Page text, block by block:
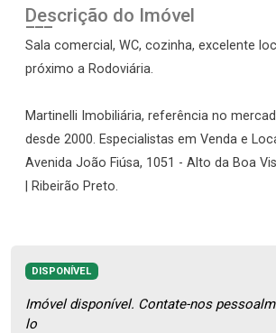
Descrição do Imóvel
Sala comercial, WC, cozinha, excelente
próximo a Rodoviária.
Martinelli Imobiliária, referência no
desde 2000. Especialistas em Venda e
Avenida João Fiúsa, 1051 - Alto da Boa
| Ribeirão Preto.
DISPONÍVEL
Imóvel disponível. Contate-nos
lo